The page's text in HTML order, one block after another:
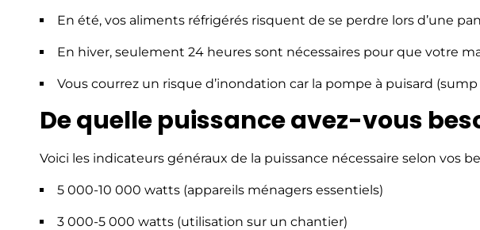
En été, vos aliments réfrigérés risquent de se perdre lors d’une
En hiver, seulement 24 heures sont nécessaires pour que votre
Vous courrez un risque d’inondation car la pompe à puisard
De quelle puissance avez-vous
Voici les indicateurs généraux de la puissance nécessaire selon vos
5 000-10 000 watts (appareils ménagers essentiels)
3 000-5 000 watts (utilisation sur un chantier)